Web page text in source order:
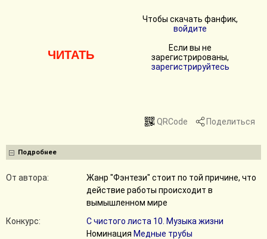
ЧИТАТЬ
Чтобы скачать фанфик,
войдите
Если вы не
зарегистрированы,
зарегистрируйтесь
QRCode Поделиться
Подробнее
От автора:
Жанр "Фэнтези" стоит по той причине, что
действие работы происходит в
вымышленном мире
Конкурс:
С чистого листа 10. Музыка жизни
Номинация Медные трубы